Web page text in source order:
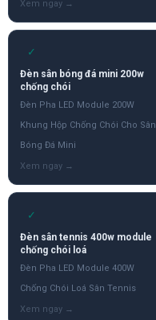
✓
Đèn sân bóng đá mini 200w
chống chói
Đèn Pha LED Module 200W
Khung Hộp Chống Chói Cho Sân
Bóng Đá Mini
✓
Đèn sân tennis 400w module
chống chói loá
Đèn Pha LED Module 400W
Chống Chói Loá Sân Tennis